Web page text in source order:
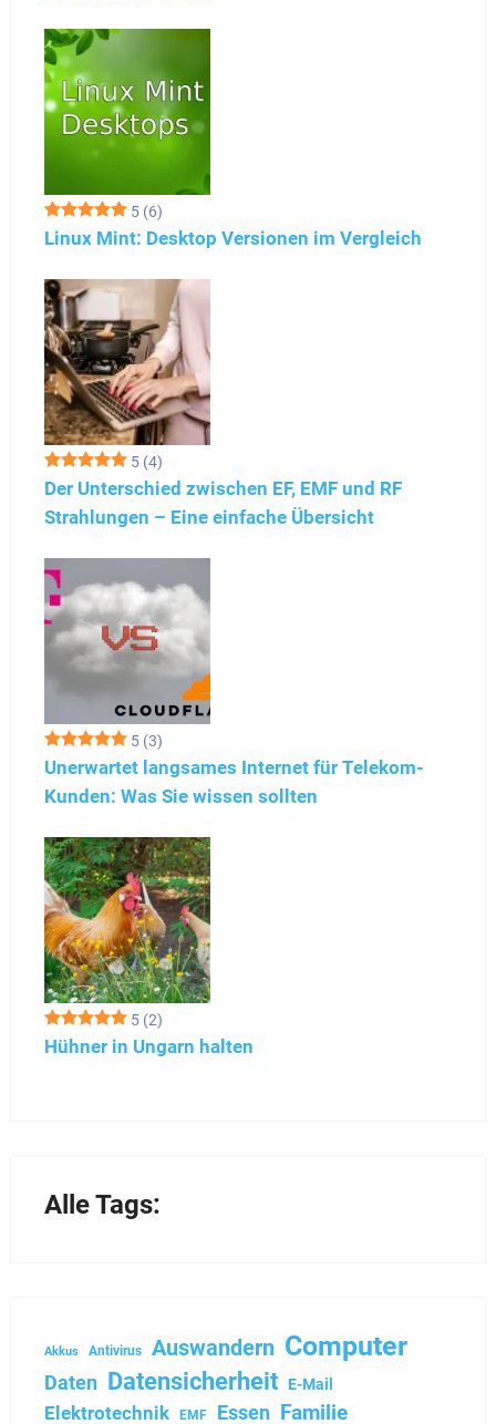
5 (6)
Linux Mint: Desktop Versionen im Vergleich
5 (4)
Der Unterschied zwischen EF, EMF und RF
Strahlungen – Eine einfache Übersicht
5 (3)
Unerwartet langsames Internet für Telekom-
Kunden: Was Sie wissen sollten
5 (2)
Hühner in Ungarn halten
Alle Tags:
Akkus Antivirus Auswandern Computer
Daten Datensicherheit E-Mail
Elektrotechnik EMF Essen Familie